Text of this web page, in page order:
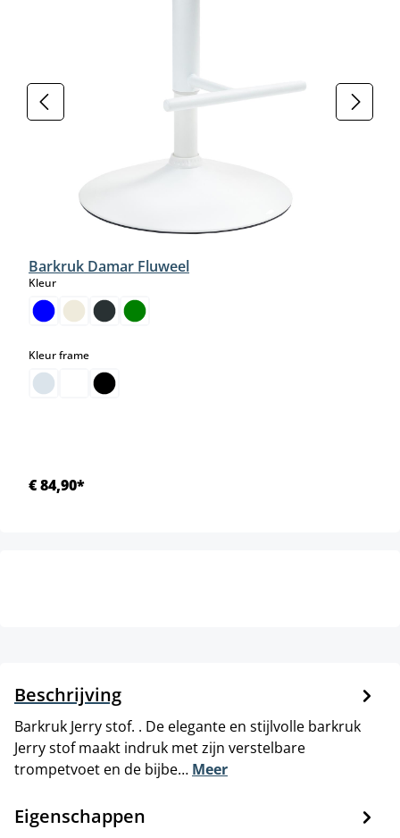
Barkruk Damar Fluweel
Kleurselect
Kleur frameselect
€ 84,90*
Beschrijving
Barkruk Jerry stof. . De elegante en stijlvolle barkruk
Jerry stof maakt indruk met zijn verstelbare
trompetvoet en de bijbe… Meer
Eigenschappen